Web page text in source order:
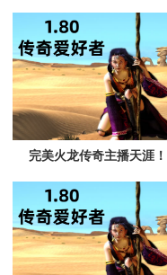
完美火龙传奇主播天涯！